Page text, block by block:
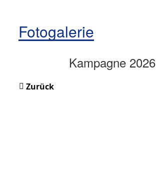
Fotogalerie
Kampagne 2026
Zurück